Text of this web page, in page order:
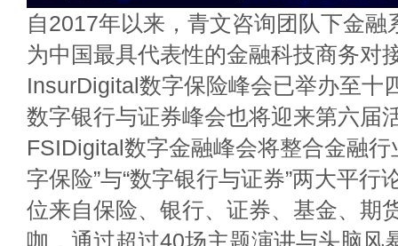
自2017年以来，青文咨询团队下金融
为中国最具代表性的金融科技商务对
InsurDigital数字保险峰会已举办至十
数字银行与证券峰会也将迎来第六届
FSIDigital数字金融峰会将整合金融行
字保险”与“数字银行与证券”两大平行
位来自保险、银行、证券、基金、期
咖，通过超过40场主题演讲与头脑风